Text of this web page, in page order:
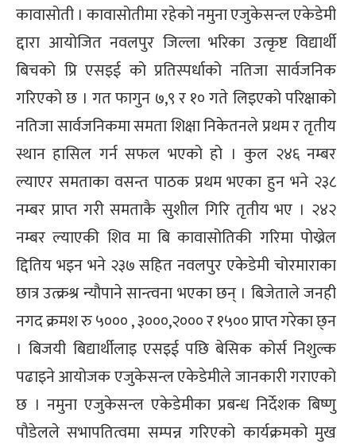
कावासोती । कावासोतीमा रहेको नमुना एजुकेसन्ल एकेडेमी
द्दारा आयोजित नवलपुर जिल्ला भरिका उत्कृष्ट विद्यार्थी
बिचको प्रि एसइई को प्रतिस्पर्धाको नतिजा सार्वजनिक
गरिएको छ । गत फागुन ७,९ र १० गते लिइएको परिक्षाको
नतिजा सार्वजनिकमा समता शिक्षा निकेतनले प्रथम र तृतीय
स्थान हासिल गर्न सफल भएको हो । कुल २४६ नम्बर
ल्याएर समताका वसन्त पाठक प्रथम भएका हुन भने २३८
नम्बर प्राप्त गरी समताकै सुशील गिरि तृतीय भए । २४२
नम्बर ल्याएकी शिव मा बि कावासोतिकी गरिमा पोख्रेल
द्दितिय भइन भने २३७ सहित नवलपुर एकेडेमी चोरमाराका
छात्र उत्क्रश्र न्यौपाने सान्त्वना भएका छन् । बिजेताले जनही
नगद क्रमश रु ५००० , ३०००,२००० र १५०० प्राप्त गरेका छ्न
। बिजयी बिद्यार्थीलाइ एसइई पछि बेसिक कोर्स निशुल्क
पढाइने आयोजक एजुकेसन्ल एकेडेमीले जानकारी गराएको
छ । नमुना एजुकेसन्ल एकेडेमीका प्रबन्ध निर्देशक बिष्णु
पौडेलले सभापतित्वमा सम्पन्न गरिएको कार्यक्रमको मुख